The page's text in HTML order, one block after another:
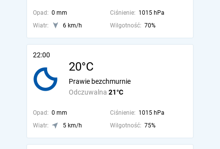
Opad: 0 mm Ciśnienie: 1015 hPa
Wiatr:
6 km/h Wilgotność: 70%
22:00
20°C
Odczuwalna 21°C
Prawie bezchmurnie
Opad: 0 mm Ciśnienie: 1015 hPa
Wiatr:
5 km/h Wilgotność: 75%